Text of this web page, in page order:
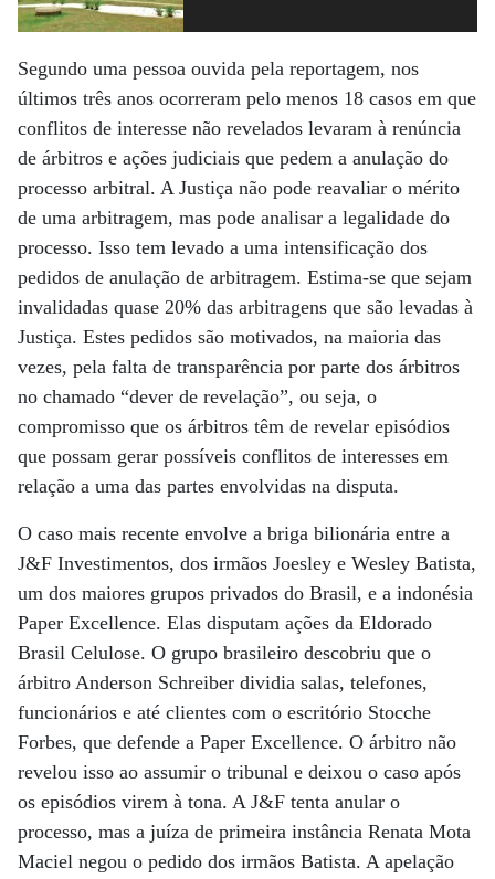
Segundo uma pessoa ouvida pela reportagem, nos
últimos três anos ocorreram pelo menos 18 casos em que
conflitos de interesse não revelados levaram à renúncia
de árbitros e ações judiciais que pedem a anulação do
processo arbitral. A Justiça não pode reavaliar o mérito
de uma arbitragem, mas pode analisar a legalidade do
processo. Isso tem levado a uma intensificação dos
pedidos de anulação de arbitragem. Estima-se que sejam
invalidadas quase 20% das arbitragens que são levadas à
Justiça. Estes pedidos são motivados, na maioria das
vezes, pela falta de transparência por parte dos árbitros
no chamado “dever de revelação”, ou seja, o
compromisso que os árbitros têm de revelar episódios
que possam gerar possíveis conflitos de interesses em
relação a uma das partes envolvidas na disputa.
O caso mais recente envolve a briga bilionária entre a
J&F Investimentos, dos irmãos Joesley e Wesley Batista,
um dos maiores grupos privados do Brasil, e a indonésia
Paper Excellence. Elas disputam ações da Eldorado
Brasil Celulose. O grupo brasileiro descobriu que o
árbitro Anderson Schreiber dividia salas, telefones,
funcionários e até clientes com o escritório Stocche
Forbes, que defende a Paper Excellence. O árbitro não
revelou isso ao assumir o tribunal e deixou o caso após
os episódios virem à tona. A J&F tenta anular o
processo, mas a juíza de primeira instância Renata Mota
Maciel negou o pedido dos irmãos Batista. A apelação